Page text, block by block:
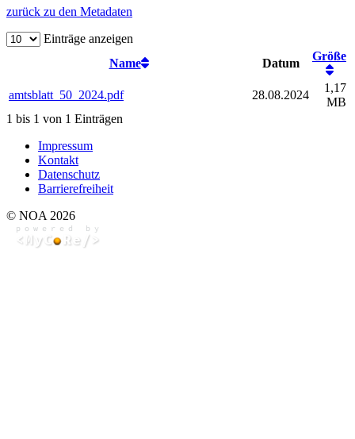
zurück zu den Metadaten
Einträge anzeigen
Name
Datum
Größe
amtsblatt_50_2024.pdf 28.08.2024
1,17
MB
1 bis 1 von 1 Einträgen
Impressum
Kontakt
Datenschutz
Barrierefreiheit
© NOA 2026